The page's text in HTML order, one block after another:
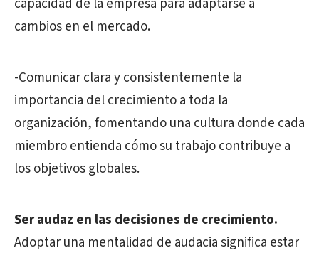
capacidad de la empresa para adaptarse a
cambios en el mercado.
-Comunicar clara y consistentemente la
importancia del crecimiento a toda la
organización, fomentando una cultura donde cada
miembro entienda cómo su trabajo contribuye a
los objetivos globales.
Ser audaz en las decisiones de crecimiento.
Adoptar una mentalidad de audacia significa estar